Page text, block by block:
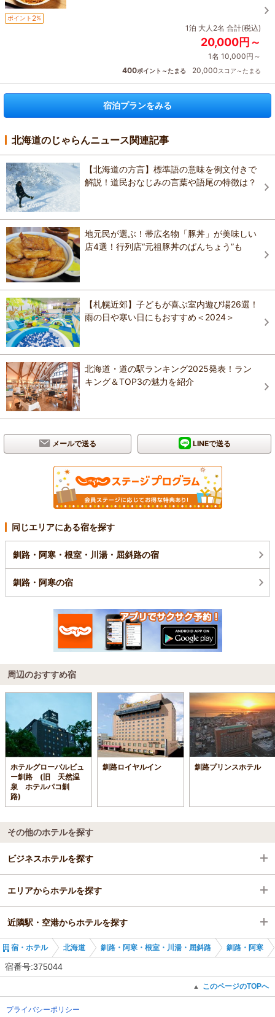
ポイント 2%
1泊 大人2名 合計(税込)
20,000円～
1名 10,000円～
400ポイント～たまる 20,000スコア～たまる
宿泊プランをみる
北海道のじゃらんニュース関連記事
【北海道の方言】標準語の意味を例文付きで
解説！道民おなじみの言葉や語尾の特徴は？
地元民が選ぶ！帯広名物「豚丼」が美味しい
店4選！行列店“元祖豚丼のぱんちょう”も
【札幌近郊】子どもが喜ぶ室内遊び場26選！
雨の日や寒い日にもおすすめ＜2024＞
北海道・道の駅ランキング2025発表！ラン
キング＆TOP3の魅力を紹介
メールで送る LINEで送る
同じエリアにある宿を探す
釧路・阿寒・根室・川湯・屈斜路の宿
釧路・阿寒の宿
周辺のおすすめ宿
ホテルグローバルビュ
ー釧路 (旧 天然温
泉 ホテルパコ釧
路)
釧路ロイヤルイン 釧路プリンスホテル
その他のホテルを探す
ビジネスホテルを探す
北海道
釧路・阿寒・根室・川湯・屈斜路
釧路・阿寒
エリアからホテルを探す
北海道
釧路・阿寒・根室・川湯・屈斜路
近隣駅・空港からホテルを探す
新富士駅
宿・ホテル 北海道 釧路・阿寒・根室・川湯・屈斜路 釧路・阿寒
宿番号:375044
▲ このページのTOPへ
プライバシーポリシー